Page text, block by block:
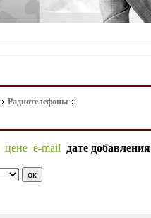
Радиотелефоны
цене e-mail дате добавления